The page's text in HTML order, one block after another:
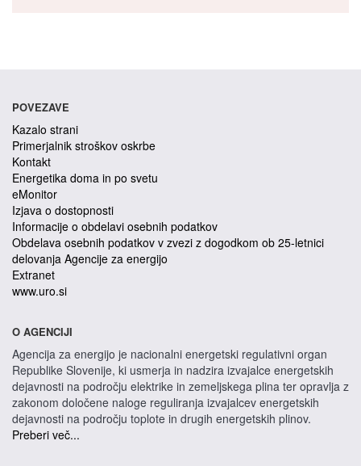
POVEZAVE
Kazalo strani
Primerjalnik stroškov oskrbe
Kontakt
Energetika doma in po svetu
eMonitor
Izjava o dostopnosti
Informacije o obdelavi osebnih podatkov
Obdelava osebnih podatkov v zvezi z dogodkom ob 25-letnici
delovanja Agencije za energijo
Extranet
www.uro.si
O AGENCIJI
Agencija za energijo je nacionalni energetski regulativni organ
Republike Slovenije, ki usmerja in nadzira izvajalce energetskih
dejavnosti na področju elektrike in zemeljskega plina ter opravlja z
zakonom določene naloge reguliranja izvajalcev energetskih
dejavnosti na področju toplote in drugih energetskih plinov.
Preberi več...